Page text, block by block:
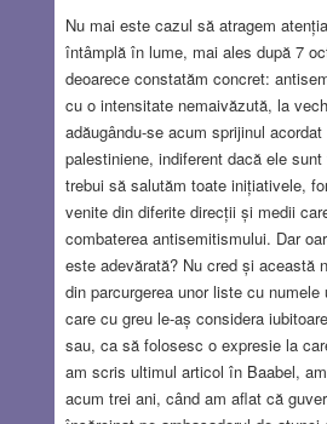
Nu mai este cazul să atragem
întâmplă în lume, mai ales după 7
deoarece constatăm concret:
cu o intensitate nemaivăzută, la
adăugându-se acum sprijinul
palestiniene, indiferent dacă ele
trebui să salutăm toate inițiativele,
venite din diferite direcții și medii
combaterea antisemitismului. Dar
este adevărată? Nu cred și această
din parcurgerea unor liste cu numele
care cu greu le-aș considera
sau, ca să folosesc o expresie la
am scris ultimul articol în Baabel,
acum trei ani, când am aflat că